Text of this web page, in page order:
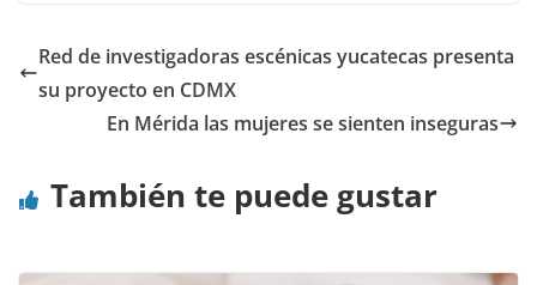
Red de investigadoras escénicas yucatecas presenta
su proyecto en CDMX
En Mérida las mujeres se sienten inseguras
También te puede gustar